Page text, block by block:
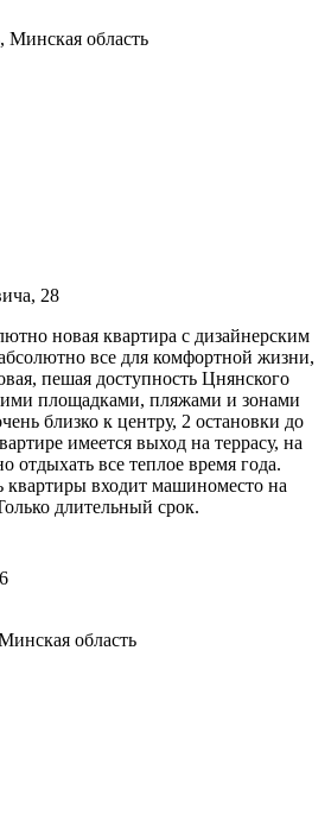
Минская область
28
новая квартира с дизайнерским
все для комфортной жизни,
пешая доступность Цнянского
площадками, пляжами и зонами
близко к центру, 2 остановки до
имеется выход на террасу, на
отдыхать все теплое время года.
квартиры входит машиноместо на
длительный срок.
область